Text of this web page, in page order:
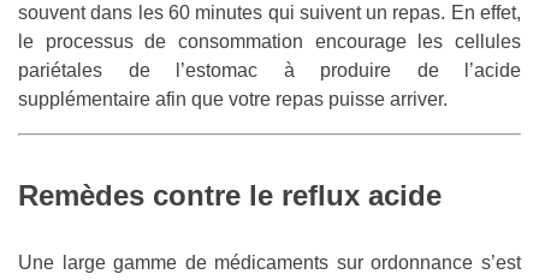
souvent dans les 60 minutes qui suivent un repas. En effet,
le processus de consommation encourage les cellules
pariétales de l’estomac à produire de l’acide
supplémentaire afin que votre repas puisse arriver.
Remèdes contre le reflux acide
Une large gamme de médicaments sur ordonnance s’est